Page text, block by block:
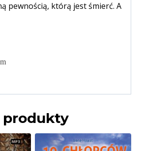
pewnością, którą jest śmierć. A
produkty